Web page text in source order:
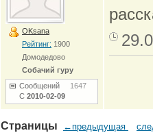
OKsana
Рейтинг: 1900
Домодедово
Собачий гуру
Сообщений 1647
С 2010-02-09
Страницы ←предыдущая